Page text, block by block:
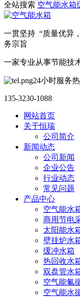
全站搜索 空气能水箱
一贯坚持 “质量优异
务宗旨
一家专业从事节能技
24小时服务热
135-3230-1088
网站首页
关于恒瑞
公司简介
新闻动态
公司新闻
企业公告
行业动态
常见问题
产品中心
空气能水
商用节电
太阳能水
壁挂炉水
缓冲水箱
热回收水
双盘管水
空气能氟
空气能水